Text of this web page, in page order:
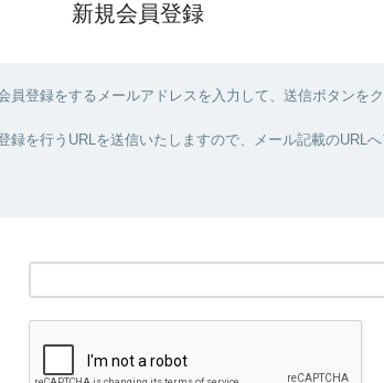
新規会員登録
員登録をするメールアドレスを入力して、送信ボタンをク
録を行うURLを送信いたしますので、メール記載のURLへ